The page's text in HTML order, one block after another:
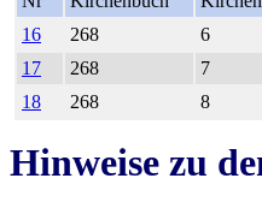
16
268 6
17
268 7
18
268 8
Hinweise zu